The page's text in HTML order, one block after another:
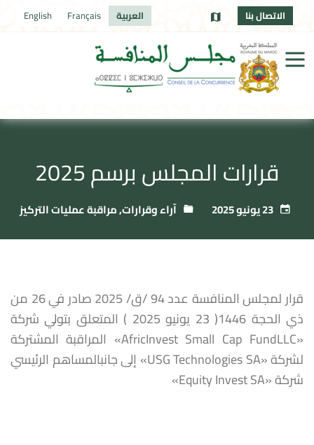
الاتصال بنا العربية Français
English
قرارات المجلس برسم 2025
23 يونيو 2025 آراء وقرارات,مراقبة عمليات التركيز
قرار لمجلس المنافسة عدد 94 /ق/ 2025 صادر في 26 من
ذي الحجة 1446( 23 يونيو 2025 ) المتعلق بتولي شركة
«AfricInvest Small Cap FundLLC» المراقبة المشتركة
لشركة «USG Technologies SA» إلى جانبالمساهم الرئيسي
شركة «Equity Invest SA»